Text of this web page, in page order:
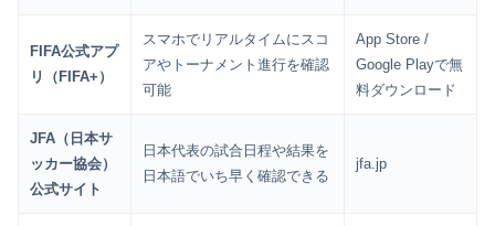
FIFA公式アプ
リ（FIFA+）
スマホでリアルタイムにスコ
アやトーナメント進行を確認
可能
App Store /
Google Playで無
料ダウンロード
JFA（日本サ
ッカー協会）
公式サイト
日本代表の試合日程や結果を
日本語でいち早く確認できる
jfa.jp